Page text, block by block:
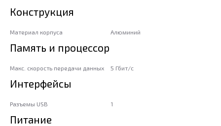
Конструкция
Материал корпуса Алюминий
Память и процессор
Макс. скорость передачи данных 5 Гбит/с
Интерфейсы
Разъемы USB 1
Питание